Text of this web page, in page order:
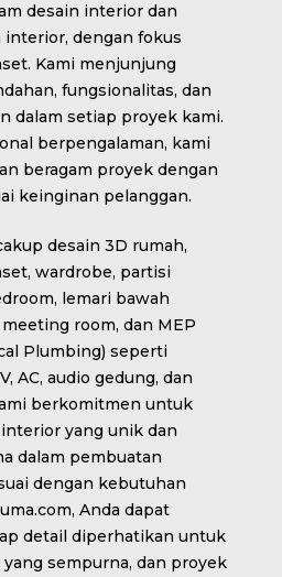
desain interior dan
dengan fokus
Kami menjunjung
fungsionalitas, dan
dalam setiap proyek kami.
berpengalaman, kami
beragam proyek dengan
keinginan pelanggan.
desain 3D rumah,
wardrobe, partisi
lemari bawah
room, dan MEP
Plumbing) seperti
AC, audio gedung, dan
berkomitmen untuk
yang unik dan
dalam pembuatan
dengan kebutuhan
Anda dapat
detail diperhatikan untuk
sempurna, dan proyek